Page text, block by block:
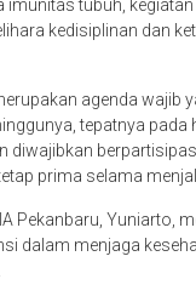
imunitas tubuh,
kedisiplinan dan
agenda wajib
tepatnya pada
diwajibkan
prima selama
Pekanbaru, Yuniarto,
dalam menjaga